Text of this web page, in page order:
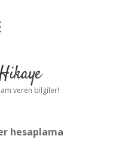
veren bilgiler!
hesaplama